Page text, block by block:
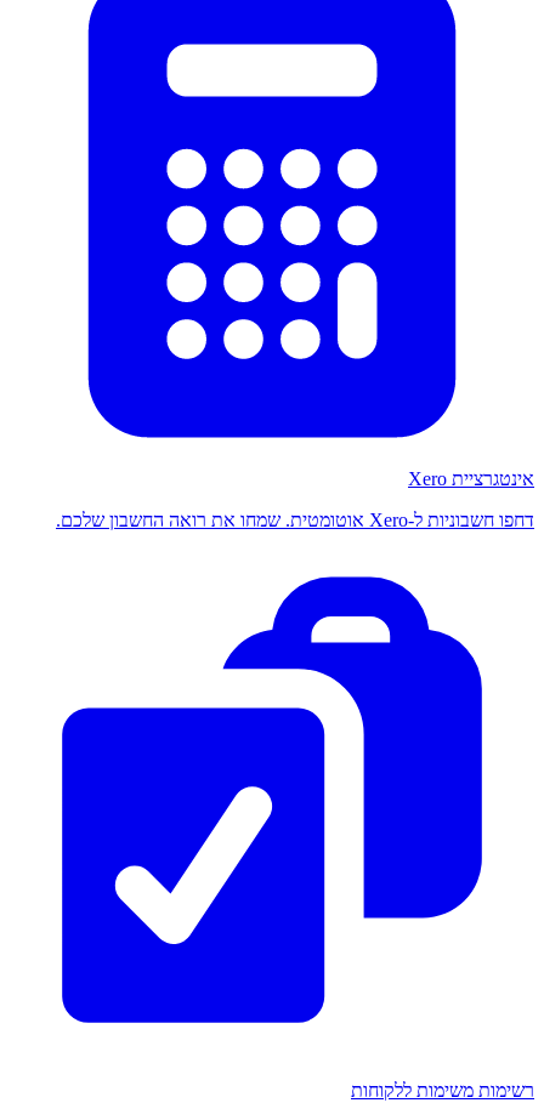
אינטגרציית Xero
דחפו חשבוניות ל-Xero אוטומטית. שמחו את רואה החשבון שלכם.
רשימות משימות ללקוחות